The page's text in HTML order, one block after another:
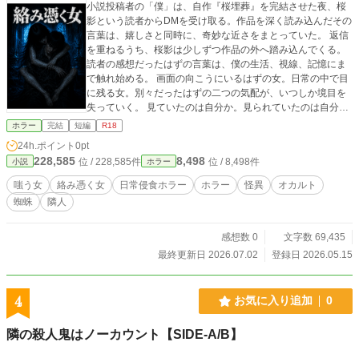
小説投稿者の「僕」は、自作『桜埋葬』を完結させた夜、桜
影という読者からDMを受け取る。作品を深く読み込んだその
言葉は、嬉しさと同時に、奇妙な近さをまとっていた。 返信
を重ねるうち、桜影は少しずつ作品の外へ踏み込んでくる。
読者の感想だったはずの言葉は、僕の生活、視線、記憶にま
で触れ始める。 画面の向こうにいるはずの女。日常の中で目
に残る女。別々だったはずの二つの気配が、いつしか境目を
失っていく。 見ていたのは自分か。見られていたのは自分
か。物語を投稿し終えた日から、女は僕の生活に絡みついて
いた。
ホラー 完結 短編 R18
24h.ポイント 0pt
小説 228,585 位 / 228,585件 ホラー 8,498 位 / 8,498件
嗤う女 絡み憑く女 日常侵食ホラー ホラー 怪異
オカルト
蜘蛛
隣人
感想数 0
文字数 69,435
最終更新日 2026.07.02
登録日 2026.05.15
4 お気に入り追加 0
隣の殺人鬼はノーカウント【SIDE-A/B】